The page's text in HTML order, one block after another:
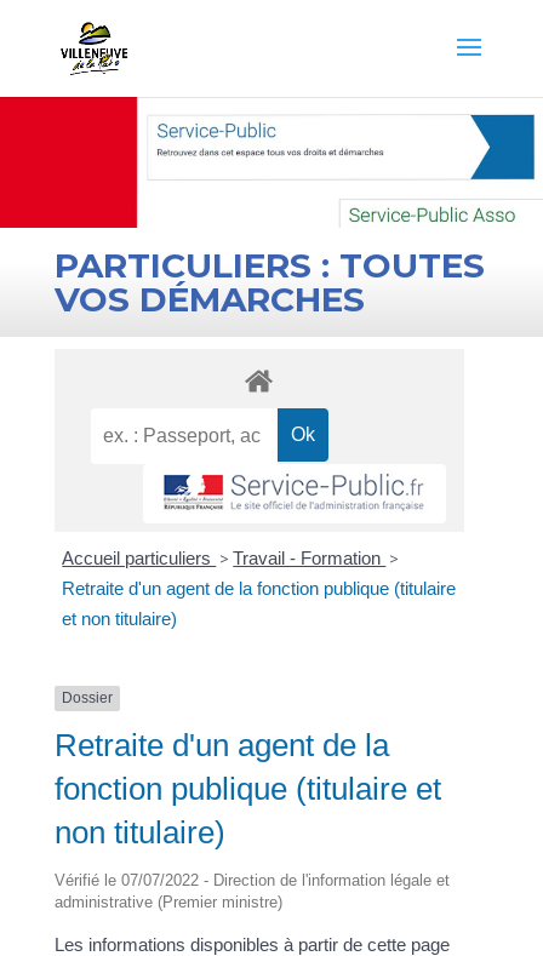
PARTICULIERS : TOUTES
VOS DÉMARCHES
Accueil particuliers > Travail - Formation >
Retraite d'un agent de la fonction publique (titulaire
et non titulaire)
Dossier
Retraite d'un agent de la
fonction publique (titulaire et
non titulaire)
Vérifié le 07/07/2022 - Direction de l'information légale et
administrative (Premier ministre)
Les informations disponibles à partir de cette page